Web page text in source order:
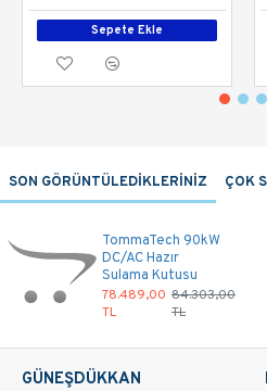
Sepete Ekle
SON GÖRÜNTÜLEDİKLERİNİZ ÇOK
TommaTech 90kW
DC/AC Hazır
Sulama Kutusu
78.489,00
TL
84.303,00
TL
GÜNEŞDÜKKAN